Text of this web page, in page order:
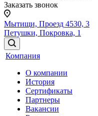
Заказать звонок
Мытищи, Проезд 4530, 3
Петушки, Покровка, 1
Компания
О компании
История
Сертификаты
Партнеры
Вакансии